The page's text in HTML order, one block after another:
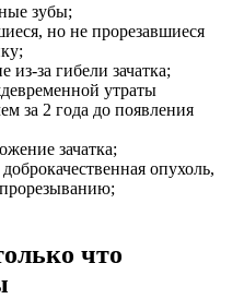
зубы;
но не прорезавшиеся
из-за гибели зачатка;
утраты
за 2 года до появления
зачатка;
опухоль,
что